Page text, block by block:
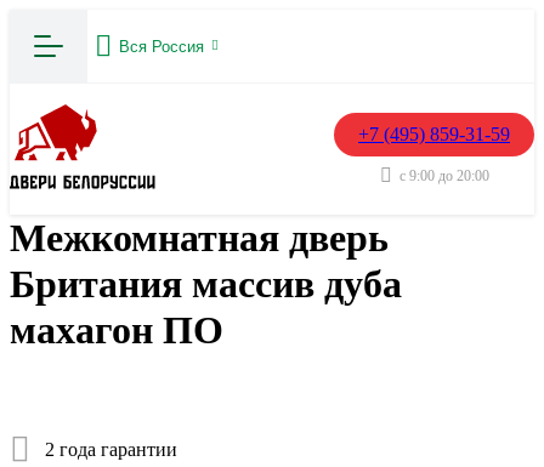
Вся Россия
+7 (495) 859-31-59
с 9:00 до 20:00
Межкомнатная дверь
Британия массив дуба
махагон ПО
2 года гарантии